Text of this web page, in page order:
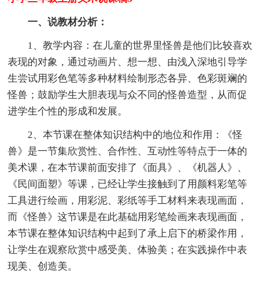
一、说教材分析：
1、教学内容：在儿童的世界里怪兽是他们比较喜欢
表现的对象，通过动画片、想一想、由浅入深地引导学
生尝试用彩色笔等多种材料绘制形态各异、色彩斑斓的
怪兽；鼓励学生大胆表现与众不同的怪兽造型，从而促
进学生个性的形成和发展。
2、本节课在整体知识结构中的地位和作用：《怪
兽》是一节集欣赏性、合作性、互动性等特点于一体的
美术课，在本节课前面安排了《面具》、《机器人》、
《民间面塑》等课，已经让学生接触到了用颜料彩笔等
工具进行绘画，用彩泥、彩纸等手工材料来表现画面，
而《怪兽》这节课是在此基础用彩笔绘画来表现画面，
本节课在整体知识结构中起到了承上启下的桥梁作用，
让学生在观察欣赏中感受美、体验美；在实践操作中表
现美、创造美。